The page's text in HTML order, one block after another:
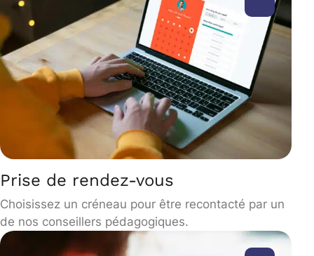
Prise de rendez-vous
Choisissez un créneau pour être recontacté par un
de nos conseillers pédagogiques.